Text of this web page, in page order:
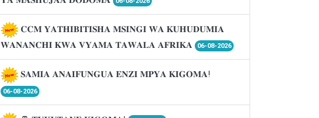
𝐂𝐂𝐌 𝐘𝐀𝐓𝐇𝐈𝐁𝐈𝐓𝐈𝐒𝐇𝐀 𝐌𝐒𝐈𝐍𝐆𝐈 𝐖𝐀 𝐊𝐔𝐇𝐔𝐃𝐔𝐌𝐈𝐀
𝐖𝐀𝐍𝐀𝐍𝐂𝐇𝐈 𝐊𝐖𝐀 𝐕𝐘𝐀𝐌𝐀 𝐓𝐀𝐖𝐀𝐋𝐀 𝐀𝐅𝐑𝐈𝐊𝐀
06-08-2026
𝐒𝐀𝐌𝐈𝐀 𝐀𝐍𝐀𝐈𝐅𝐔𝐍𝐆𝐔𝐀 𝐄𝐍𝐙𝐈 𝐌𝐏𝐘𝐀 𝐊𝐈𝐆𝐎𝐌𝐀!
06-08-2026